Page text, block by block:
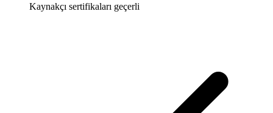
Kaynakçı sertifikaları geçerli